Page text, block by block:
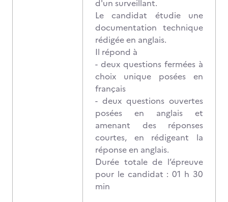
d'un surveillant.
Le candidat étudie une
documentation technique
rédigée en anglais.
Il répond à
- deux questions fermées à
choix unique posées en
français
- deux questions ouvertes
posées en anglais et
amenant des réponses
courtes, en rédigeant la
réponse en anglais.
Durée totale de l’épreuve
pour le candidat : 01 h 30
min